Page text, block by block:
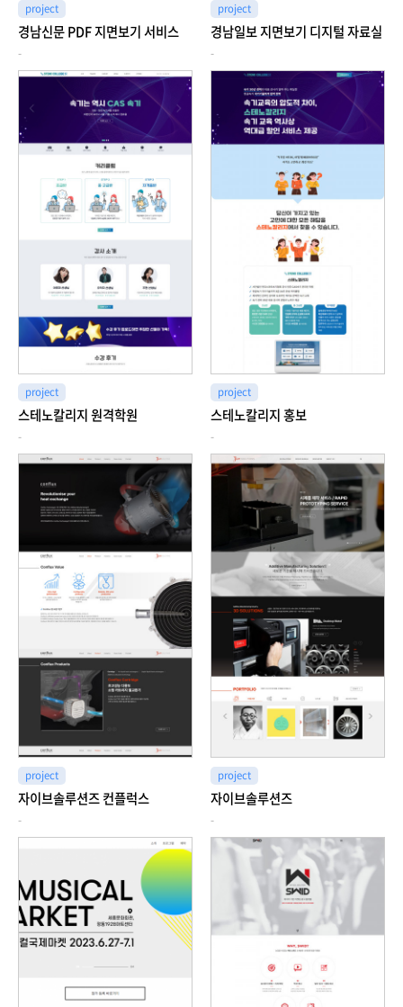
project
경남신문 PDF 지면보기 서비스
-
project
경남일보 지면보기 디지털 자료실
-
project
스테노칼리지 원격학원
-
project
스테노칼리지 홍보
-
project
자이브솔루션즈 컨플럭스
-
project
자이브솔루션즈
-